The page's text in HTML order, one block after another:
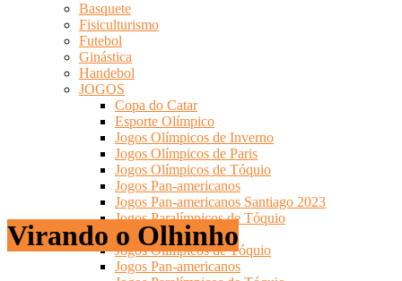
Basquete
Fisiculturismo
Futebol
Ginástica
Handebol
JOGOS
Copa do Catar
Esporte Olímpico
Jogos Olímpicos de Inverno
Jogos Olímpicos de Paris
Jogos Olímpicos de Tóquio
Jogos Pan-americanos
Jogos Pan-americanos Santiago 2023
Jogos Paralímpicos de Tóquio
Olimpíadas-2016
Jogos Olímpicos de Tóquio
Jogos Pan-americanos
Virando o Olhinho